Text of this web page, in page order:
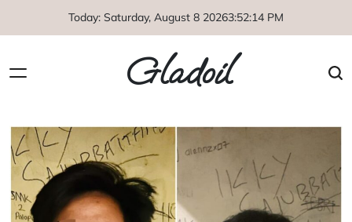
Today: Saturday, August 8 20263:52:14 PM
Gladoil